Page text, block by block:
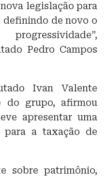
legislação para
definindo de novo o
Pedro Campos
Ivan Valente
do grupo, afirmou
apresentar uma
para a taxação de
sobre patrimônio,